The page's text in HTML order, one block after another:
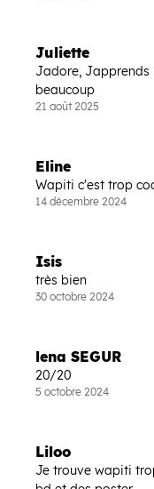
Juliette
Jadore,
beaucoup
21 août 2025
Eline
Wapiti c'est trop
14 décembre 2024
Isis
très bien
30 octobre 2024
lena SEGUR
20/20
5 octobre 2024
Liloo
Je trouve wapiti